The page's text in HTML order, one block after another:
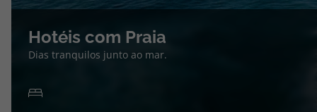
Hotéis com Praia
Dias tranquilos junto ao mar.